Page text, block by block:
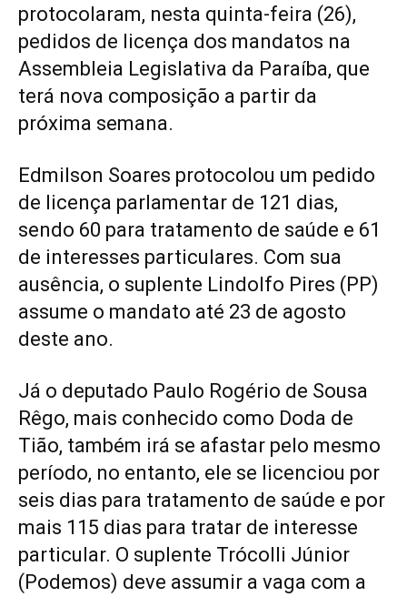
protocolaram, nesta quinta-feira (26),
pedidos de licença dos mandatos na
Assembleia Legislativa da Paraíba, que
terá nova composição a partir da
próxima semana.
Edmilson Soares protocolou um pedido
de licença parlamentar de 121 dias,
sendo 60 para tratamento de saúde e 61
de interesses particulares. Com sua
ausência, o suplente Lindolfo Pires (PP)
assume o mandato até 23 de agosto
deste ano.
Já o deputado Paulo Rogério de Sousa
Rêgo, mais conhecido como Doda de
Tião, também irá se afastar pelo mesmo
período, no entanto, ele se licenciou por
seis dias para tratamento de saúde e por
mais 115 dias para tratar de interesse
particular. O suplente Trócolli Júnior
(Podemos) deve assumir a vaga com a